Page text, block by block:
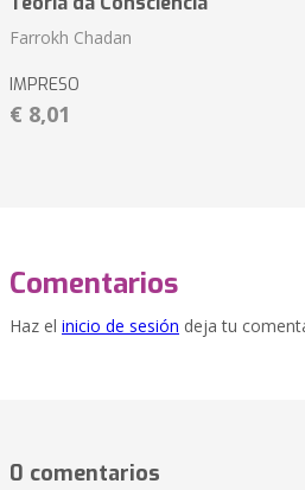
Farrokh Chadan
IMPRESO
€ 8,01
Comentarios
Haz el inicio de sesión deja tu
0 comentarios